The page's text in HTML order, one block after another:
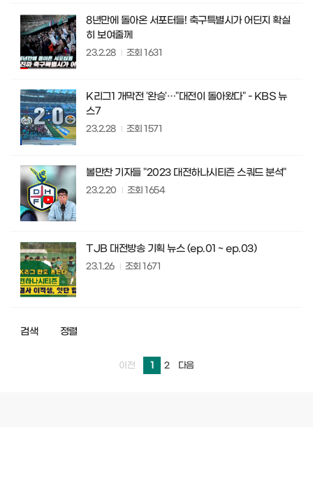
8년만에 돌아온 서포터들! 축구특별시가 어딘지 확실
히 보여줄께
23.2.28 조회1631
K리그1 개막전 '완승'…"대전이 돌아왔다" - KBS 뉴
스7
23.2.28 조회1571
볼만찬 기자들 "2023 대전하나시티즌 스쿼드 분석"
23.2.20 조회1654
TJB 대전방송 기획 뉴스 (ep.01 ~ ep.03)
23.1.26 조회1671
검색 정렬
이전 1 2 다음